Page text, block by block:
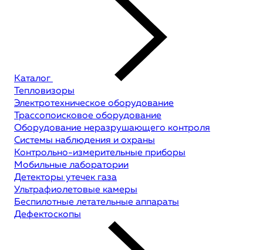
Каталог
Тепловизоры
Электротехническое оборудование
Трассопоисковое оборудование
Оборудование неразрушающего контроля
Системы наблюдения и охраны
Контрольно-измерительные приборы
Мобильные лаборатории
Детекторы утечек газа
Ультрафиолетовые камеры
Беспилотные летательные аппараты
Дефектоскопы